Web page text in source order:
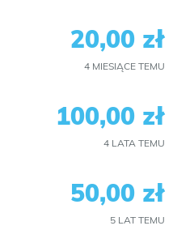
20,00 zł
4 MIESIĄCE TEMU
100,00 zł
4 LATA TEMU
50,00 zł
5 LAT TEMU